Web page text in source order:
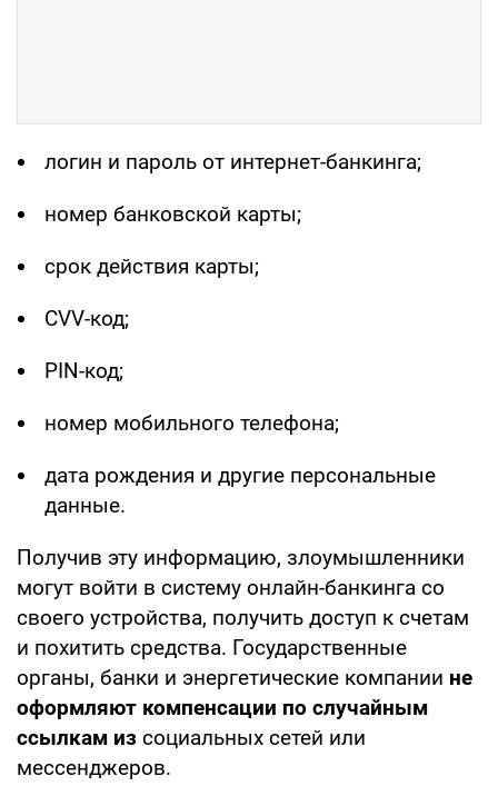
логин и пароль от интернет-банкинга;
номер банковской карты;
срок действия карты;
CVV-код;
PIN-код;
номер мобильного телефона;
дата рождения и другие персональные
данные.
Получив эту информацию, злоумышленники
могут войти в систему онлайн-банкинга со
своего устройства, получить доступ к счетам
и похитить средства. Государственные
органы, банки и энергетические компании не
оформляют компенсации по случайным
ссылкам из социальных сетей или
мессенджеров.